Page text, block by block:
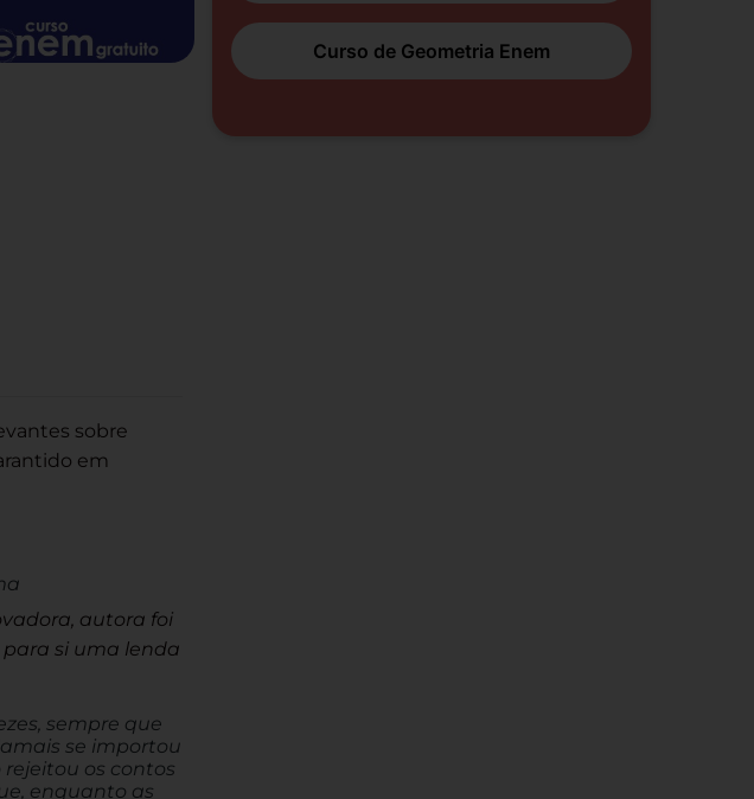
sobre
em
autora foi
si uma lenda
sempre que
se importou
rejeitou os contos
enquanto as
Curso de Geometria Enem